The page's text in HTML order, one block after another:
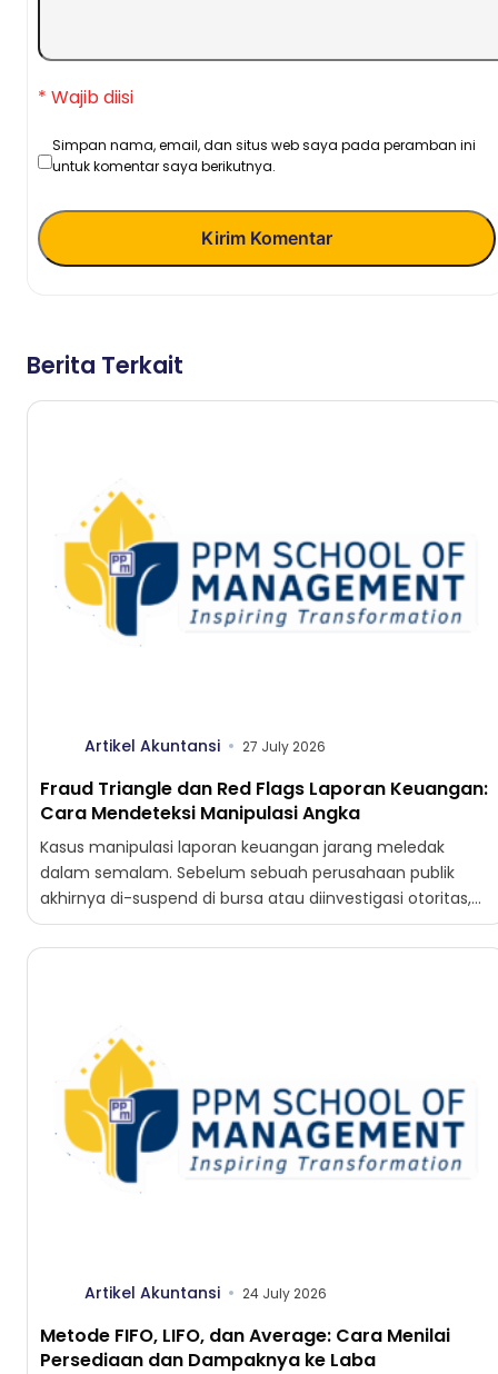
* Wajib diisi
Simpan nama, email, dan situs web saya pada peramban ini
untuk komentar saya berikutnya.
Kirim Komentar
Berita Terkait
Artikel Akuntansi 27 July 2026
Fraud Triangle dan Red Flags Laporan Keuangan:
Cara Mendeteksi Manipulasi Angka
Kasus manipulasi laporan keuangan jarang meledak
dalam semalam. Sebelum sebuah perusahaan publik
akhirnya di-suspend di bursa atau diinvestigasi otoritas,
angkanya sudah mengirim sinyal selama beberapa...
Artikel Akuntansi 24 July 2026
Metode FIFO, LIFO, dan Average: Cara Menilai
Persediaan dan Dampaknya ke Laba